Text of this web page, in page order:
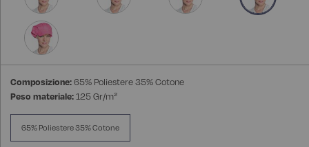
Composizione:65% Poliestere 35% Cotone
Peso materiale:125 Gr/m²
65% Poliestere 35% Cotone